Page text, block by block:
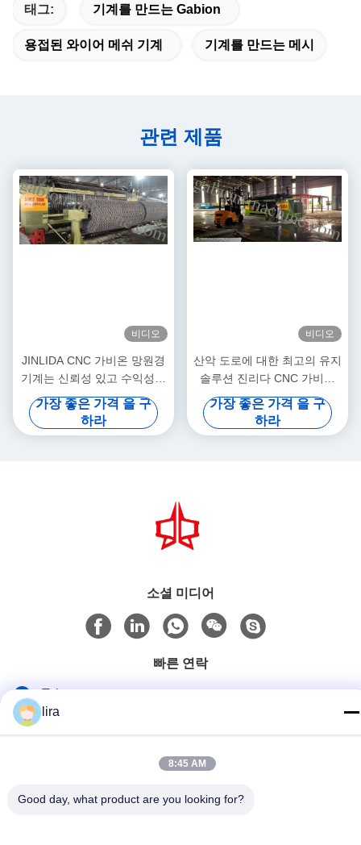
태그: 기계를 만드는 Gabion
용접된 와이어 메쉬 기계 기계를 만드는 메시
관련 제품
비디오
JINLIDA CNC 가비온 망원경
기계는 신뢰성 있고 수익성이
높은 생산을 위해 만들어졌습
니다.
가장 좋은 가격 을 구
하라
비디오
산악 도로에 대한 최고의 유지
솔루션 진리다 CNC 가비온
기계 글로벌 경사 보호 프로젝
트를 지원합니다
가장 좋은 가격 을 구
하라
소셜 미디어
빠른 연락
Tel
86-510-86385783
주소
lira
8:45 AM
Good day, what product are you looking for?